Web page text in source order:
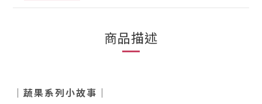
商品描述
｜蔬果系列小故事｜